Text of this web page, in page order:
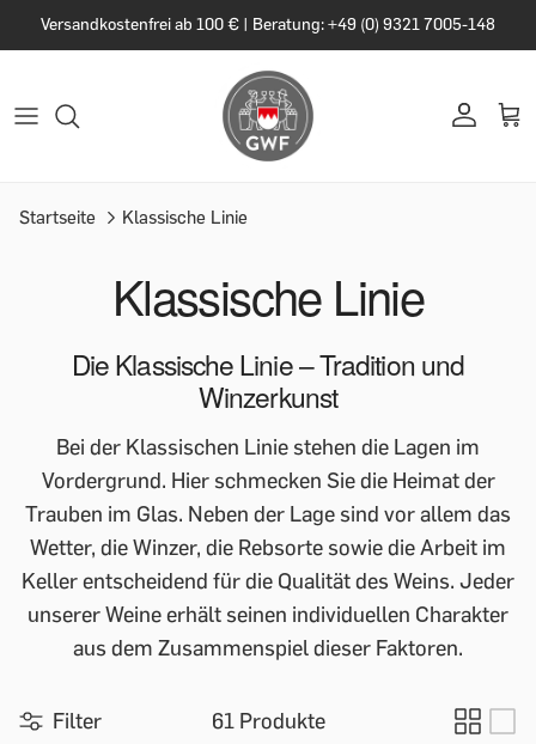
Versandkostenfrei ab 100 € | Beratung: +49 (0) 9321 7005-148
Startseite Klassische Linie
Klassische Linie
Die Klassische Linie – Tradition und
Winzerkunst
Bei der Klassischen Linie stehen die Lagen im
Vordergrund. Hier schmecken Sie die Heimat der
Trauben im Glas. Neben der Lage sind vor allem das
Wetter, die Winzer, die Rebsorte sowie die Arbeit im
Keller entscheidend für die Qualität des Weins. Jeder
unserer Weine erhält seinen individuellen Charakter
aus dem Zusammenspiel dieser Faktoren.
Filter 61 Produkte